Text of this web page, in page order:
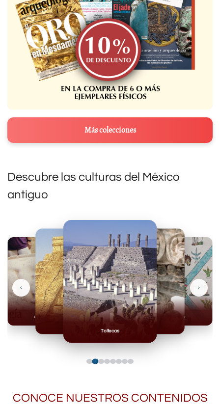
Más colecciones
Descubre las culturas del México
antiguo
Toltecas
Mexicas
Olmecas
‹ ›
CONOCE NUESTROS CONTENIDOS